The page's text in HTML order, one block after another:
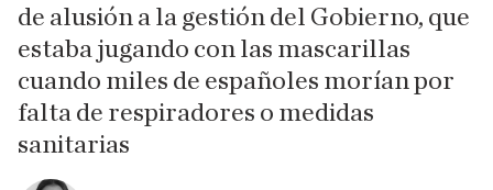
de alusión a la gestión del Gobierno, que
estaba jugando con las mascarillas
cuando miles de españoles morían por
falta de respiradores o medidas
sanitarias